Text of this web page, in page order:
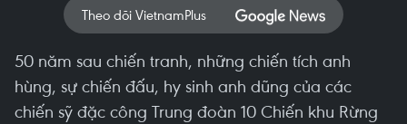
Theo dõi VietnamPlus
50 năm sau chiến tranh, những chiến tích anh
hùng, sự chiến đấu, hy sinh anh dũng của các
chiến sỹ đặc công Trung đoàn 10 Chiến khu Rừng